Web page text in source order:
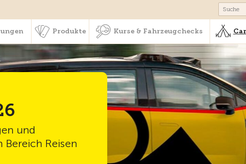
Kurse & Fahrzeugchecks
Produkte Kurse & Fahrzeugchecks
und
Reisen